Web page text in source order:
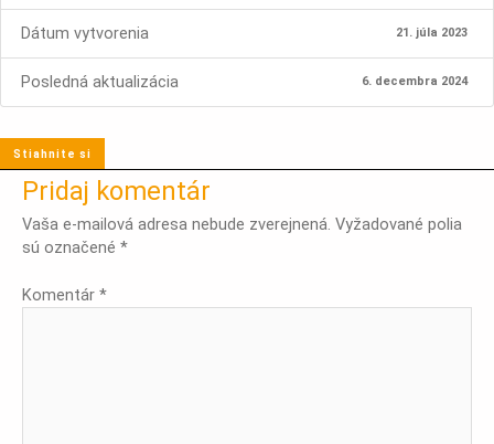
Dátum vytvorenia 21. júla 2023
Posledná aktualizácia 6. decembra 2024
Stiahnite si
Pridaj komentár
Vaša e-mailová adresa nebude zverejnená. Vyžadované polia
sú označené *
Komentár *